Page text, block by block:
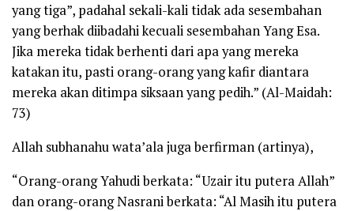
yang tiga”, padahal sekali-kali tidak ada sesembahan
yang berhak diibadahi kecuali sesembahan Yang Esa.
Jika mereka tidak berhenti dari apa yang mereka
katakan itu, pasti orang-orang yang kafir diantara
mereka akan ditimpa siksaan yang pedih.” (Al-Maidah:
73)
Allah subhanahu wata’alajuga berfirman (artinya),
“Orang-orang Yahudi berkata: “Uzair itu putera Allah”
dan orang-orang Nasrani berkata: “Al Masih itu putera